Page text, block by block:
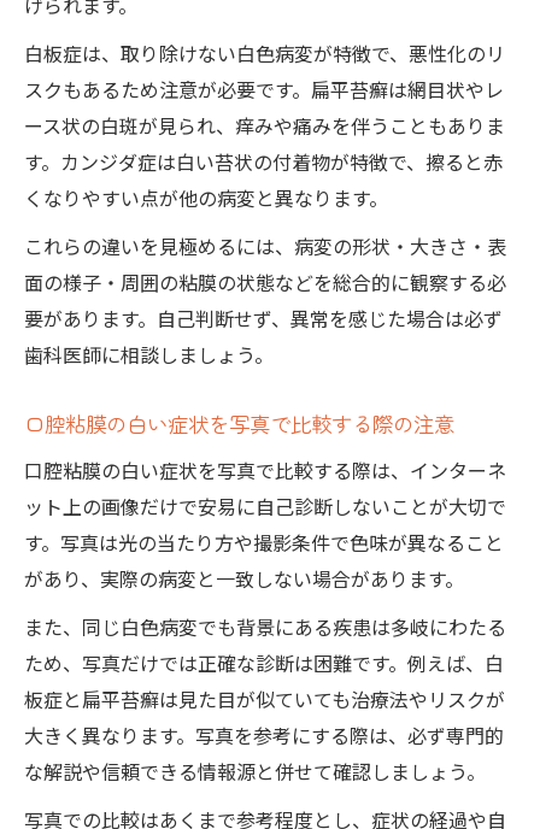
白板症は、取り除けない白色病変が特徴で、悪性化のリ
スクもあるため注意が必要です。扁平苔癬は網目状やレ
ース状の白斑が見られ、痒みや痛みを伴うこともありま
す。カンジダ症は白い苔状の付着物が特徴で、擦ると赤
くなりやすい点が他の病変と異なります。
これらの違いを見極めるには、病変の形状・大きさ・表
面の様子・周囲の粘膜の状態などを総合的に観察する必
要があります。自己判断せず、異常を感じた場合は必ず
歯科医師に相談しましょう。
口腔粘膜の白い症状を写真で比較する際の注意
口腔粘膜の白い症状を写真で比較する際は、インターネ
ット上の画像だけで安易に自己診断しないことが大切で
す。写真は光の当たり方や撮影条件で色味が異なること
があり、実際の病変と一致しない場合があります。
また、同じ白色病変でも背景にある疾患は多岐にわたる
ため、写真だけでは正確な診断は困難です。例えば、白
板症と扁平苔癬は見た目が似ていても治療法やリスクが
大きく異なります。写真を参考にする際は、必ず専門的
な解説や信頼できる情報源と併せて確認しましょう。
写真での比較はあくまで参考程度とし、症状の経過や自